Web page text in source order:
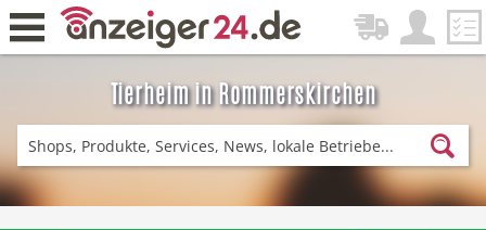
Tierheim in Rommerskirchen
Zurück
Fitness & Sport Einkaufen